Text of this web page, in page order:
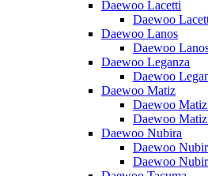
Daewoo Lacetti
Daewoo
Daewoo Lanos
Daewoo
Daewoo Leganza
Daewoo
Daewoo Matiz
Daewoo
Daewoo
Daewoo Nubira
Daewoo
Daewoo